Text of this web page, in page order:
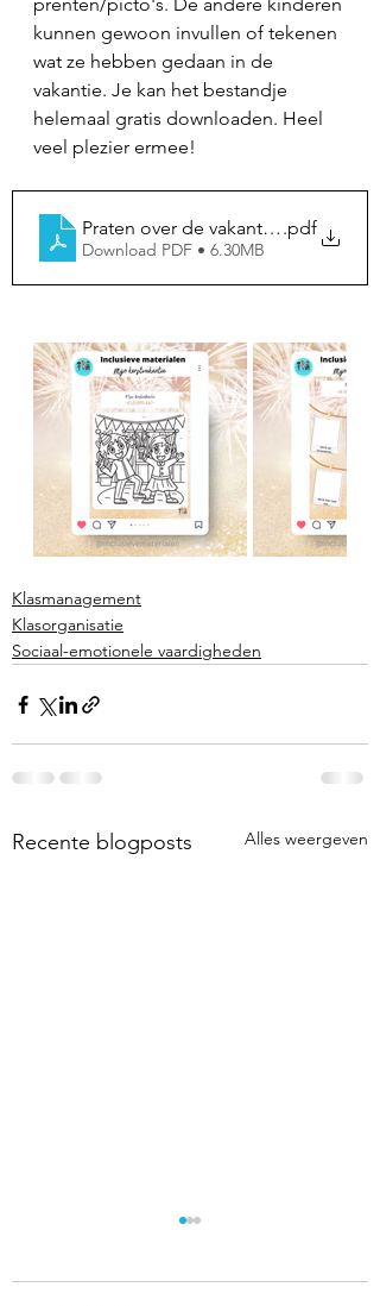
prenten/picto's. De andere kinderen
kunnen gewoon invullen of tekenen
wat ze hebben gedaan in de
vakantie. Je kan het bestandje
helemaal gratis downloaden. Heel
veel plezier ermee!
Praten over de vakantie thema kerst
.pdf
Download PDF • 6.30MB
Klasmanagement
Klasorganisatie
Sociaal-emotionele vaardigheden
Recente blogposts Alles weergeven